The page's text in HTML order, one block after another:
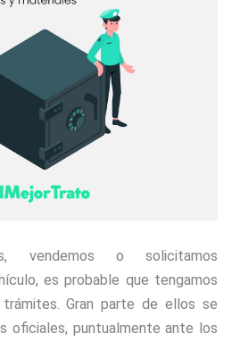
vendemos o solicitamos
es probable que tengamos
Gran parte de ellos se
oficiales, puntualmente ante los